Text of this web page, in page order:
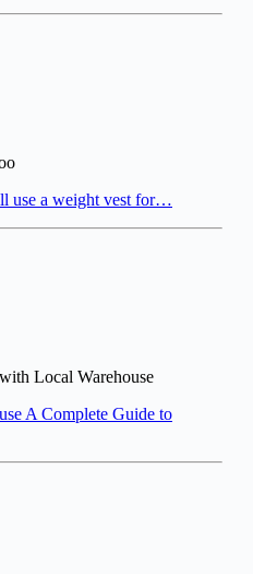
use a weight vest for…
Local Warehouse
A Complete Guide to